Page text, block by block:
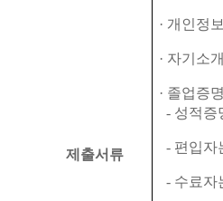
제출서류
· 개인정
· 자기소
· 졸업증
- 성적증
- 편입자
- 수료자